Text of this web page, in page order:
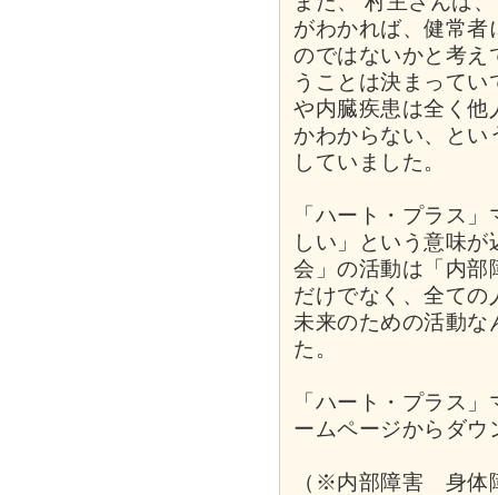
がわかれば、健常者
のではないかと考え
うことは決まって
や内臓疾患は全く他
かわからない、とい
していました。
「ハート・プラス
しい」という意味
会」の活動は「内部
だけでなく、全ての
未来のための活動な
た。
「ハート・プラス
ームページからダウ
（※内部障害 身体